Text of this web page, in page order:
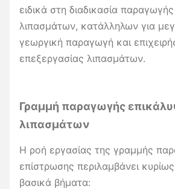
ειδικά στη διαδικασία
λιπασμάτων, κατάλληλων για
γεωργική παραγωγή και
επεξεργασίας λιπασμάτων.
Γραμμή παραγωγής
λιπασμάτων
Η ροή εργασίας της γραμμής
επίστρωσης περιλαμβάνει
βασικά βήματα: